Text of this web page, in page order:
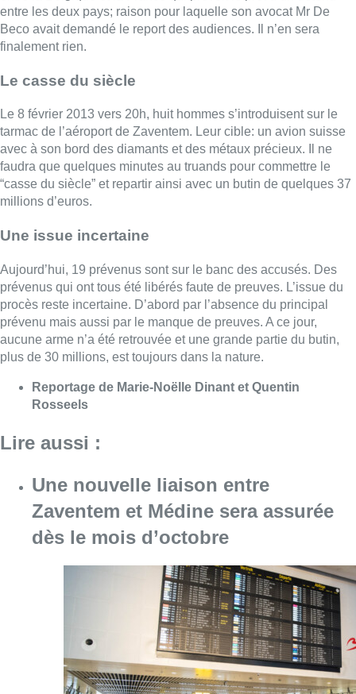
Une issue incertaine
prévenus qui ont tous été libérés faute de preuves. L’issue du
prévenu mais aussi par le manque de preuves. A ce jour,
aucune arme n’a été retrouvée et une grande partie du butin,
plus de 30 millions, est toujours dans la nature.
Reportage de Marie-Noëlle Dinant et Quentin
Rosseels
Lire aussi :
Une nouvelle liaison entre
Zaventem et Médine sera assurée
dès le mois d’octobre
Consulter l'article "Une nouvelle liaison
Lorenza Maggio nommée CEO de
Brussels Airlines